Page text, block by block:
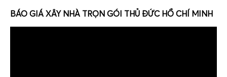
BÁO GIÁ XÂY NHÀ TRỌN GÓI THỦ ĐỨC HỒ CHÍ MINH